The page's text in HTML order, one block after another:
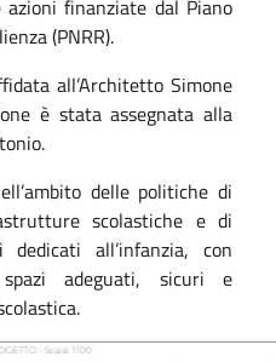
finanziate dal Piano
(PNRR).
all’Architetto Simone
è stata assegnata alla
delle politiche di
scolastiche e di
all’infanzia, con
adeguati, sicuri e